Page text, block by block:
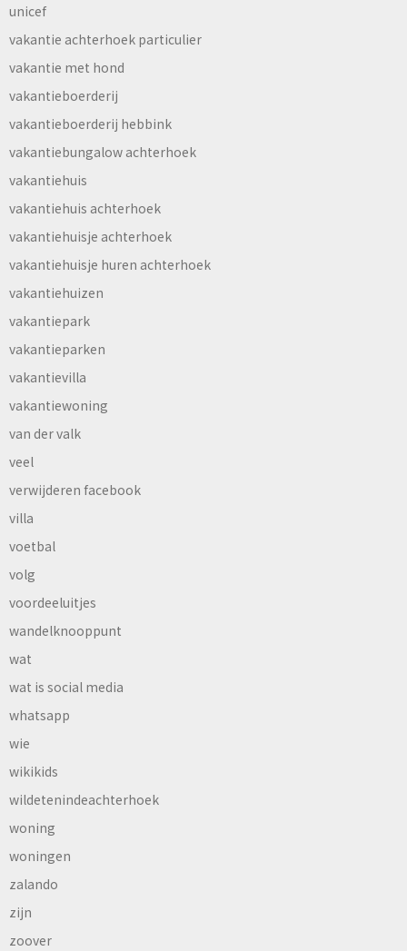
unicef
vakantie achterhoek particulier
vakantie met hond
vakantieboerderij
vakantieboerderij hebbink
vakantiebungalow achterhoek
vakantiehuis
vakantiehuis achterhoek
vakantiehuisje achterhoek
vakantiehuisje huren achterhoek
vakantiehuizen
vakantiepark
vakantieparken
vakantievilla
vakantiewoning
van der valk
veel
verwijderen facebook
villa
voetbal
volg
voordeeluitjes
wandelknooppunt
wat
wat is social media
whatsapp
wie
wikikids
wildetenindeachterhoek
woning
woningen
zalando
zijn
zoover